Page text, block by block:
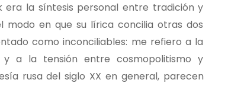
era la síntesis personal entre tradición y
modo en que su lírica concilia otras dos
como inconciliables: me refiero a la
y a la tensión entre cosmopolitismo y
rusa del siglo XX en general, parecen